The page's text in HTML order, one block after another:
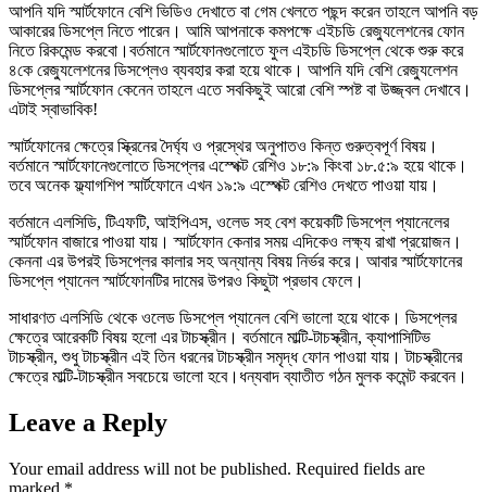
আপনি যদি স্মার্টফোনে বেশি ভিডিও দেখাতে বা গেম খেলতে পছন্দ করেন তাহলে আপনি বড়
আকারের ডিসপ্লে নিতে পারেন। আমি আপনাকে কমপক্ষে এইচডি রেজ্যুলেশনের ফোন
নিতে রিকমেন্ড করবো।বর্তমানে স্মার্টফোনগুলোতে ফুল এইচডি ডিসপ্লে থেকে শুরু করে
৪কে রেজ্যুলেশনের ডিসপ্লেও ব্যবহার করা হয়ে থাকে। আপনি যদি বেশি রেজ্যুলেশন
ডিসপ্লের স্মার্টফোন কেনেন তাহলে এতে সবকিছুই আরো বেশি স্পষ্ট বা উজ্জ্বল দেখাবে।
এটাই স্বাভাবিক!
স্মার্টফোনের ক্ষেত্রে স্ক্রিনের দৈর্ঘ্য ও প্রস্থের অনুপাতও কিন্ত গুরুত্বপূর্ণ বিষয়।
বর্তমানে স্মার্টফোনেগুলোতে ডিসপ্লের এস্পেক্ট রেশিও ১৮:৯ কিংবা ১৮.৫:৯ হয়ে থাকে।
তবে অনেক ফ্ল্যাগশিপ স্মার্টফোনে এখন ১৯:৯ এস্পেক্ট রেশিও দেখতে পাওয়া যায়।
বর্তমানে এলসিডি, টিএফটি, আইপিএস, ওলেড সহ বেশ কয়েকটি ডিসপ্লে প্যানেলের
স্মার্টফোন বাজারে পাওয়া যায়। স্মার্টফোন কেনার সময় এদিকেও লক্ষ্য রাখা প্রয়োজন।
কেননা এর উপরই ডিসপ্লের কালার সহ অন্যান্য বিষয় নির্ভর করে। আবার স্মার্টফোনের
ডিসপ্লে প্যানেল স্মার্টফোনটির দামের উপরও কিছুটা প্রভাব ফেলে।
সাধারণত এলসিডি থেকে ওলেড ডিসপ্লে প্যানেল বেশি ভালো হয়ে থাকে। ডিসপ্লের
ক্ষেত্রে আরেকটি বিষয় হলো এর টাচস্ক্রীন। বর্তমানে মাল্টি-টাচস্ক্রীন, ক্যাপাসিটিভ
টাচস্ক্রীন, শুধু টাচস্ক্রীন এই তিন ধরনের টাচস্ক্রীন সমৃদ্ধ ফোন পাওয়া যায়। টাচস্ক্রীনের
ক্ষেত্রে মাল্টি-টাচস্ক্রীন সবচেয়ে ভালো হবে।ধন্যবাদ ব্যাতীত গঠন মুলক কমেন্ট করবেন।
Leave a Reply
Your email address will not be published. Required fields are
marked *